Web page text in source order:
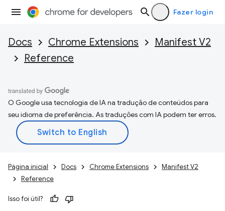
Fazer login
Docs Chrome Extensions
Manifest V2
Reference
O Google usa tecnologia de IA na tradução de conteúdos para
seu idioma de preferência. As traduções com IA podem ter erros.
Página inicial Docs Chrome Extensions
Manifest V2
Reference
Isso foi útil?